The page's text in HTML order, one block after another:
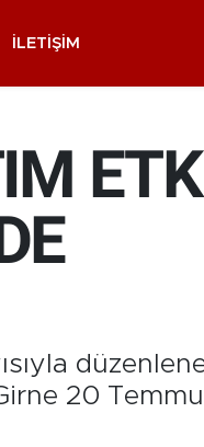
İLETIŞIM
20